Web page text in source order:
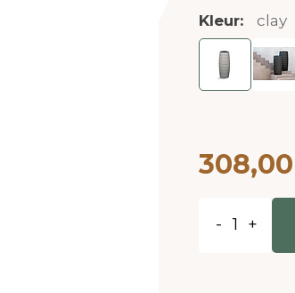
Kleur: clay
308,00
- +